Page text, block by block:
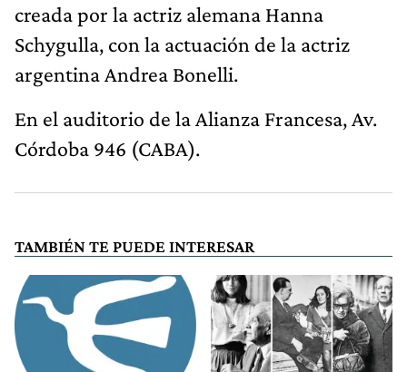
creada por la actriz alemana Hanna
Schygulla, con la actuación de la actriz
argentina Andrea Bonelli.
En el auditorio de la Alianza Francesa, Av.
Córdoba 946 (CABA).
TAMBIÉN TE PUEDE INTERESAR